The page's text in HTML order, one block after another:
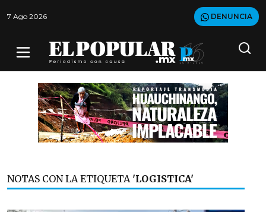
7 Ago 2026 DENUNCIA
NOTAS CON LA ETIQUETA 'LOGISTICA'